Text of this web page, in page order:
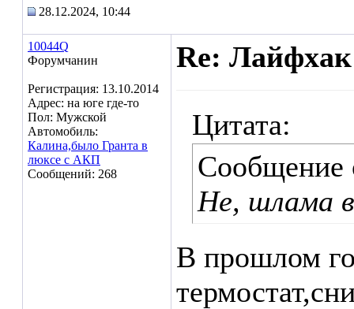
28.12.2024, 10:44
10044Q
Форумчанин
Регистрация: 13.10.2014
Адрес: на юге где-то
Пол: Мужской
Автомобиль:
Калина,было Гранта в
люксе с АКП
Сообщений: 268
Re:
Цитата:
Сообщение
Не, шлама
В прошлом